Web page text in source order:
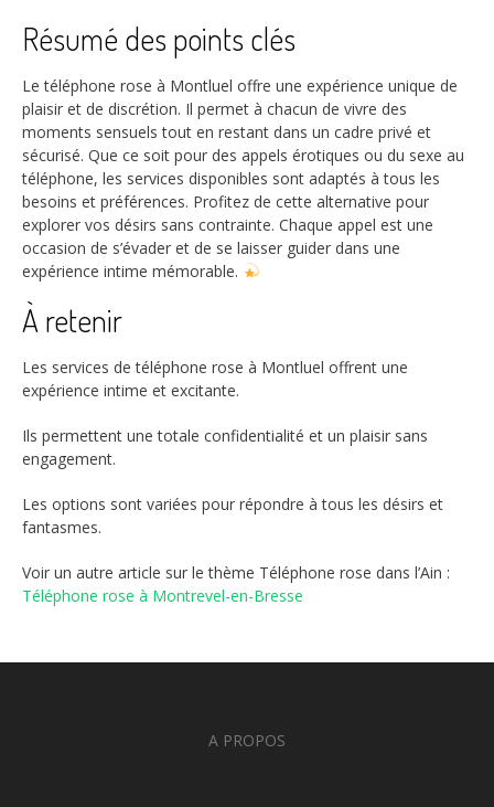
Résumé des points clés
Le téléphone rose à Montluel offre une expérience unique de
plaisir et de discrétion. Il permet à chacun de vivre des
moments sensuels tout en restant dans un cadre privé et
sécurisé. Que ce soit pour des appels érotiques ou du sexe au
téléphone, les services disponibles sont adaptés à tous les
besoins et préférences. Profitez de cette alternative pour
explorer vos désirs sans contrainte. Chaque appel est une
occasion de s’évader et de se laisser guider dans une
expérience intime mémorable.
À retenir
Les services de téléphone rose à Montluel offrent une
expérience intime et excitante.
Ils permettent une totale confidentialité et un plaisir sans
engagement.
Les options sont variées pour répondre à tous les désirs et
fantasmes.
Voir un autre article sur le thème Téléphone rose dans l’Ain :
Téléphone rose à Montrevel-en-Bresse
A PROPOS